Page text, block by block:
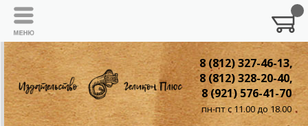
8 (812) 327-46-13,
8 (812) 328-20-40,
8 (921) 576-41-70
пн-пт с 11.00 до 18.00